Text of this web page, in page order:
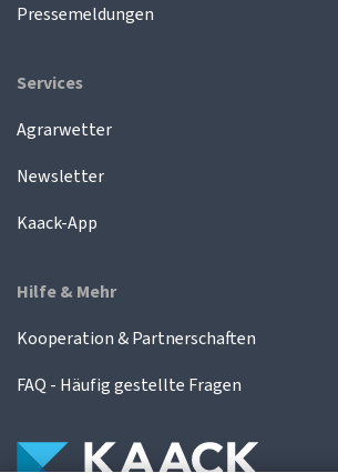
Pressemeldungen
Services
Agrarwetter
Newsletter
Kaack-App
Hilfe & Mehr
Kooperation & Partnerschaften
FAQ - Häufig gestellte Fragen